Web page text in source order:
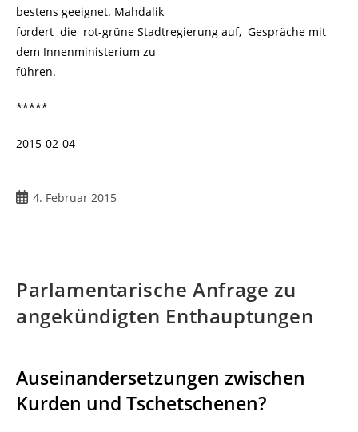
bestens geeignet. Mahdalik
fordert die rot-grüne Stadtregierung auf, Gespräche mit
dem Innenministerium zu
führen.
*****
2015-02-04
Beitrag
4. Februar 2015
Parlamentarische Anfrage zu
angekündigten Enthauptungen
Auseinandersetzungen zwischen
Kurden und Tschetschenen?